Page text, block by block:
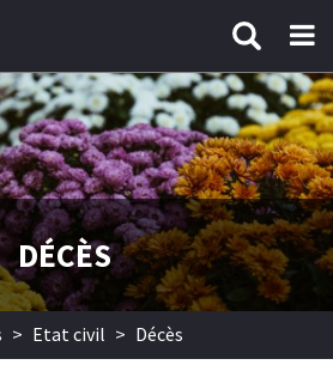
DÉCÈS
> Etat civil > Décès